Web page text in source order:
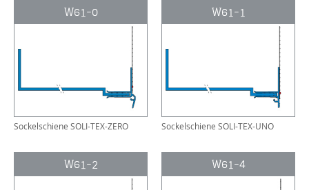
W61-0
Sockelschiene SOLI-TEX-ZERO
W61-1
Sockelschiene SOLI-TEX-UNO
W61-2 W61-4